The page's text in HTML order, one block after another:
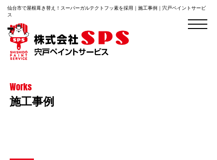
仙台市で屋根葺き替え！スーパーガルテクトフッ素を採用｜施工事例｜宍戸ペイントサービ
ス
Works
施工事例